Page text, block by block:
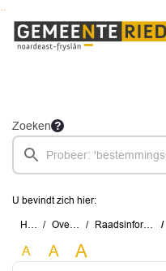
Zoeken
U bevindt zich hier:
Home Overzichten Raadsinformatiebrieven
A A A